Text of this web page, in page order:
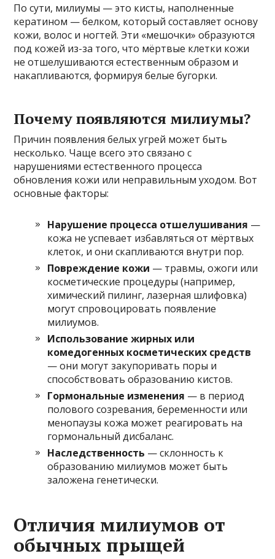
По сути, милиумы — это кисты, наполненные
кератином — белком, который составляет основу
кожи, волос и ногтей. Эти «мешочки» образуются
под кожей из-за того, что мёртвые клетки кожи
не отшелушиваются естественным образом и
накапливаются, формируя белые бугорки.
Почему появляются милиумы?
Причин появления белых угрей может быть
несколько. Чаще всего это связано с
нарушениями естественного процесса
обновления кожи или неправильным уходом. Вот
основные факторы:
Нарушение процесса отшелушивания —
кожа не успевает избавляться от мёртвых
клеток, и они скапливаются внутри пор.
Повреждение кожи — травмы, ожоги или
косметические процедуры (например,
химический пилинг, лазерная шлифовка)
могут спровоцировать появление
милиумов.
Использование жирных или
комедогенных косметических средств
— они могут закупоривать поры и
способствовать образованию кистов.
Гормональные изменения — в период
полового созревания, беременности или
менопаузы кожа может реагировать на
гормональный дисбаланс.
Наследственность — склонность к
образованию милиумов может быть
заложена генетически.
Отличия милиумов от
обычных прыщей